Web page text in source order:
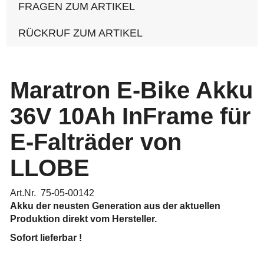
FRAGEN ZUM ARTIKEL
RÜCKRUF ZUM ARTIKEL
Maratron E-Bike Akku
36V 10Ah InFrame für
E-Falträder von
LLOBE
Art.Nr. 75-05-00142
Akku der neusten Generation aus der aktuellen
Produktion direkt vom Hersteller.
Sofort lieferbar !